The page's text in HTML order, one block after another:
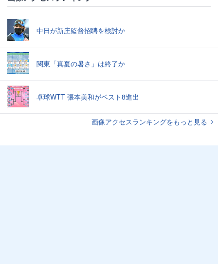
中日が新庄監督招聘を検討か
関東「真夏の暑さ」は終了か
卓球WTT 張本美和がベスト8進出
画像アクセスランキングをもっと見る